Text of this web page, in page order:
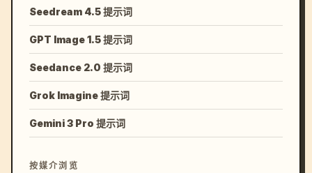
Seedream 4.5 提示词
GPT Image 1.5 提示词
Seedance 2.0 提示词
Grok Imagine 提示词
Gemini 3 Pro 提示词
按媒介浏览